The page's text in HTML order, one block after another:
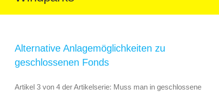
Alternative Anlagemöglichkeiten zu
geschlossenen Fonds
Artikel 3 von 4 der Artikelserie: Muss man in geschlossene